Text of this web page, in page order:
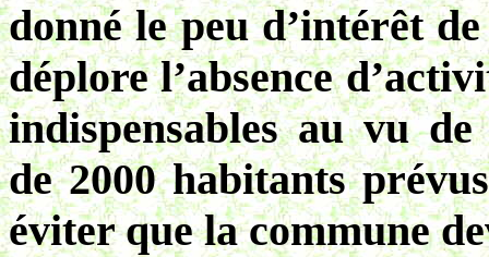
donné le peu d’intérêt
déplore l’absence
indispensables au vu
de 2000 habitants
éviter que la commune